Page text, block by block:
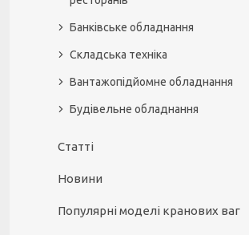
Банківське обладнання
Складська техніка
Вантажопідйомне обладнання
Будівельне обладнання
Статті
Новини
Популярні моделі кранових ваг